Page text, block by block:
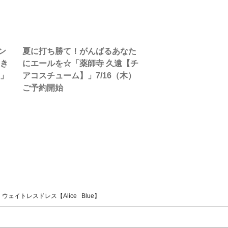
夏に打ち勝て！がんばるあなた
にエールを☆「薬師寺 久遠【チ
アコスチューム】」7/16（木）
ご予約開始
ェイトレスドレス【Alice Blue】